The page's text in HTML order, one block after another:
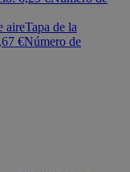
aireTapa de la
€Número de